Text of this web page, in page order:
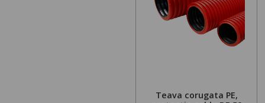
Teava corugata PE,